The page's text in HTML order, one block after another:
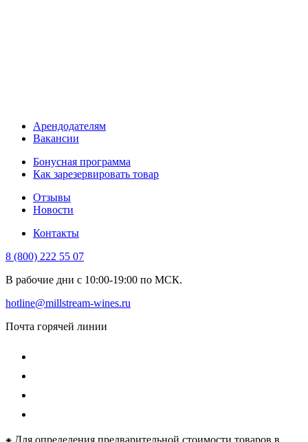
Арендодателям
Вакансии
Бонусная программа
Как зарезервировать товар
Отзывы
Новости
Контакты
8 (800) 222 55 07
В рабочие дни с 10:00-19:00 по МСК.
hotline@millstream-wines.ru
Почта горячей линии
⁕ Для определения предварительной стоимости товаров в